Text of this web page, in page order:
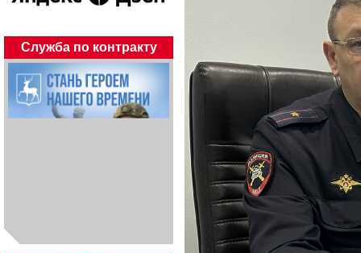
Служба по контракту